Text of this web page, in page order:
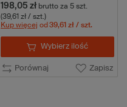
198,05 zł brutto za 5 szt.
(39,61 zł / szt.)
Kup więcej od 39,61 zł / szt.
Porównaj Zapisz
Wybierz ilość